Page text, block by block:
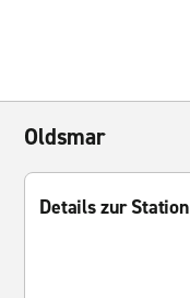
Oldsmar
Details zur Station